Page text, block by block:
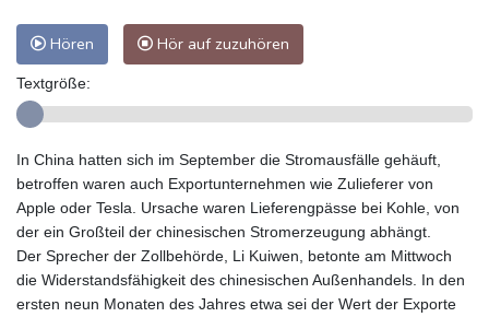
Hören Hör auf zuzuhören
Textgröße:
In China hatten sich im September die Stromausfälle gehäuft,
betroffen waren auch Exportunternehmen wie Zulieferer von
Apple oder Tesla. Ursache waren Lieferengpässe bei Kohle, von
der ein Großteil der chinesischen Stromerzeugung abhängt.
Der Sprecher der Zollbehörde, Li Kuiwen, betonte am Mittwoch
die Widerstandsfähigkeit des chinesischen Außenhandels. In den
ersten neun Monaten des Jahres etwa sei der Wert der Exporte